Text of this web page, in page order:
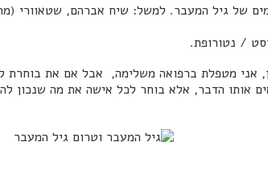
של גיל המעבר. למשל: שיח אברהם, שטאוורי
/ נטורופת.
אני מטפלת ברפואה משלימה, אבל אם את
אותו הדבר, אלא בוחר לכל אישה את מה שנכון